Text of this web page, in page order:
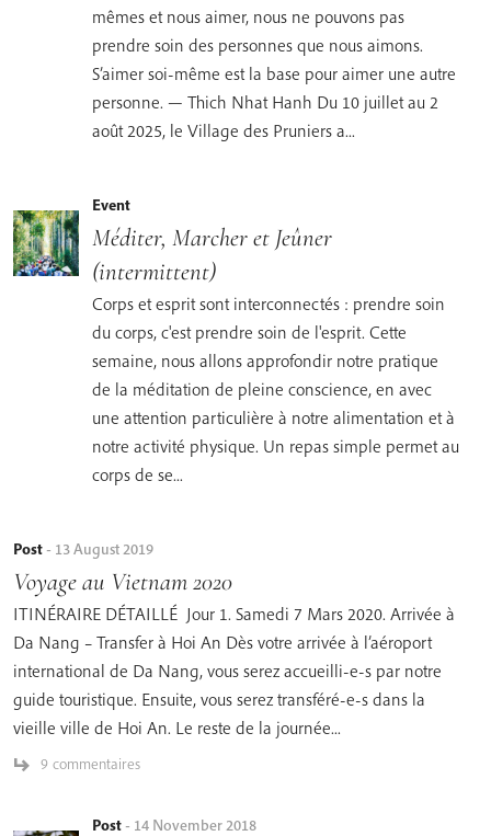
mêmes et nous aimer, nous ne pouvons pas
prendre soin des personnes que nous aimons.
S’aimer soi-même est la base pour aimer une autre
personne. — Thich Nhat Hanh Du 10 juillet au 2
août 2025, le Village des Pruniers a...
Event
Méditer, Marcher et Jeûner
(intermittent)
Corps et esprit sont interconnectés : prendre soin
du corps, c'est prendre soin de l'esprit. Cette
semaine, nous allons approfondir notre pratique
de la méditation de pleine conscience, en avec
une attention particulière à notre alimentation et à
notre activité physique. Un repas simple permet au
corps de se...
Post- 13 August 2019
Voyage au Vietnam 2020
ITINÉRAIRE DÉTAILLÉ Jour 1. Samedi 7 Mars 2020. Arrivée à
Da Nang – Transfer à Hoi An Dès votre arrivée à l’aéroport
international de Da Nang, vous serez accueilli-e-s par notre
guide touristique. Ensuite, vous serez transféré-e-s dans la
vieille ville de Hoi An. Le reste de la journée...
9 commentaires
Post- 14 November 2018